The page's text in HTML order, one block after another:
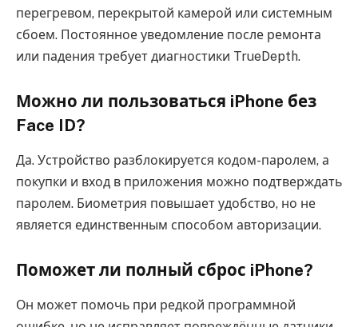
перегревом, перекрытой камерой или системным
сбоем. Постоянное уведомление после ремонта
или падения требует диагностики TrueDepth.
Можно ли пользоваться iPhone без
Face ID?
Да. Устройство разблокируется кодом-паролем, а
покупки и вход в приложения можно подтверждать
паролем. Биометрия повышает удобство, но не
является единственным способом авторизации.
Поможет ли полный сброс iPhone?
Он может помочь при редкой программной